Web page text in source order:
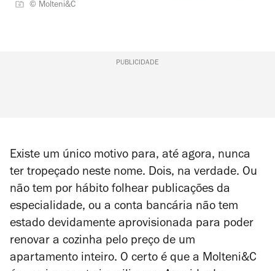
© Molteni&C
PUBLICIDADE
Existe um único motivo para, até agora, nunca
ter tropeçado neste nome. Dois, na verdade. Ou
não tem por hábito folhear publicações da
especialidade, ou a conta bancária não tem
estado devidamente aprovisionada para poder
renovar a cozinha pelo preço de um
apartamento inteiro. O certo é que a Molteni&C